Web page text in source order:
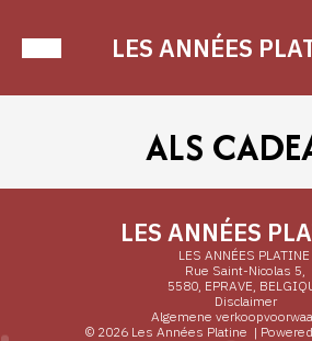
LES ANNÉES
ALS
LES ANNÉES
LES ANNÉES PLATINE
Rue Saint-Nicolas 5,
5580, EPRAVE,
Disclaimer
Algemene
© 2026 Les Années Platine |